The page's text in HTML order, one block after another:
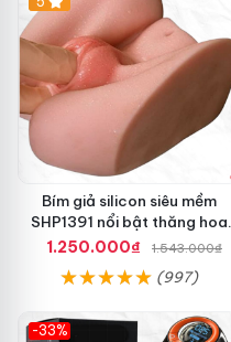
Bím giả silicon siêu mềm
SHP1391 nổi bật thăng hoa
hoàn hảo
1.250.000₫ 1.543.000₫
(997)
-33%